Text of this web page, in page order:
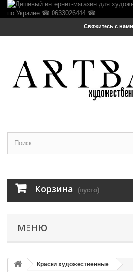
Свяжитесь с нами
Корзина (пусто)
МЕНЮ
Краски художественные